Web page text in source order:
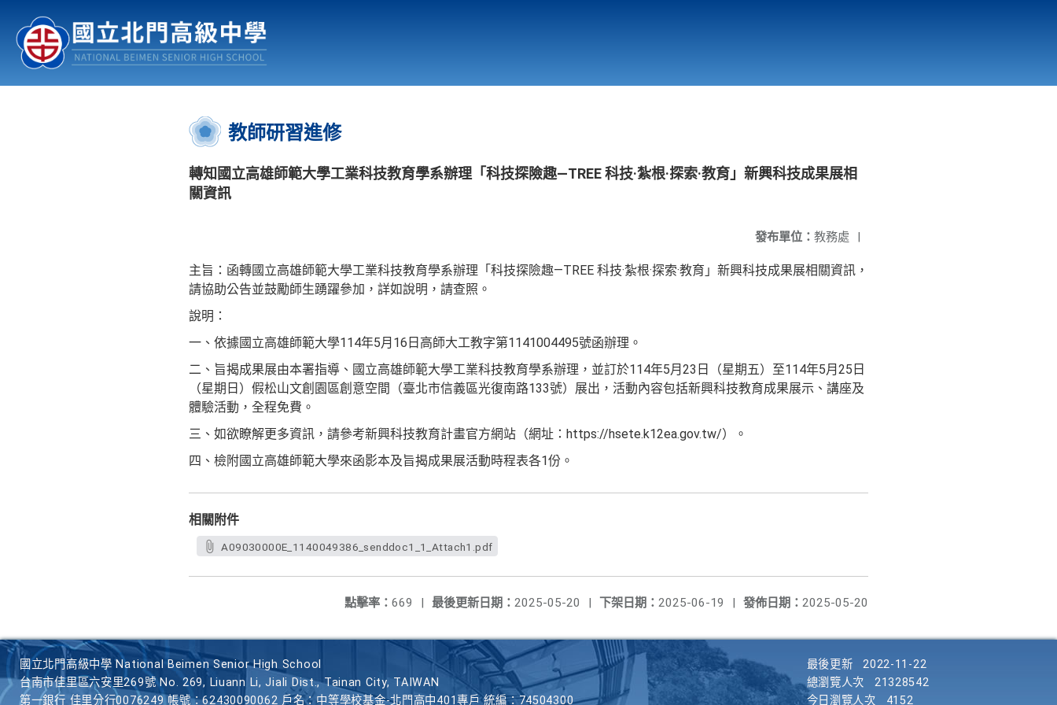
認識北中 行事曆
:::
教師研習進修
轉知國立高雄師範大學工業科技教育學系辦理「科技探險趣—TREE 科技·紮根·探索·教育」新興科技成果展相
關資訊
發布單位： 教務處 |
主旨：函轉國立高雄師範大學工業科技教育學系辦理「科技探險趣—TREE 科技·紮根·探索·教育」新興科技成果展相關資訊，
請協助公告並鼓勵師生踴躍參加，詳如說明，請查照。
說明：
一、依據國立高雄師範大學114年5月16日高師大工教字第1141004495號函辦理。
二、旨揭成果展由本署指導、國立高雄師範大學工業科技教育學系辦理，並訂於114年5月23日（星期五）至114年5月25日
（星期日）假松山文創園區創意空間（臺北市信義區光復南路133號）展出，活動內容包括新興科技教育成果展示、講座及
體驗活動，全程免費。
三、如欲瞭解更多資訊，請參考新興科技教育計畫官方網站（網址：https://hsete.k12ea.gov.tw/）。
四、檢附國立高雄師範大學來函影本及旨揭成果展活動時程表各1份。
相關附件
A09030000E_1140049386_senddoc1_1_Attach1.pdf
發佈日期： 2025-05-20
下架日期： 2025-06-19 |
最後更新日期： 2025-05-20 |
點擊率： 669 |
國立北門高級中學 National Beimen Senior High School
台南市佳里區六安里269號 No. 269, Liuann Li, Jiali Dist., Tainan City, TAIWAN
第一銀行 佳里分行0076249 帳號：62430090062 戶名：中等學校基金-北門高中401專戶 統編：74504300
最後更新
2022-11-22
總瀏覽人次
21328542
今日瀏覽人次
4152